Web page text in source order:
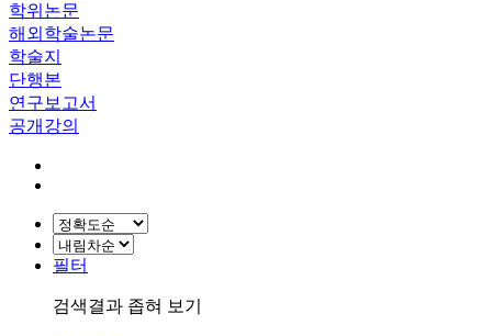
학위논문
해외학술논문
학술지
단행본
연구보고서
공개강의
필터
검색결과 좁혀 보기